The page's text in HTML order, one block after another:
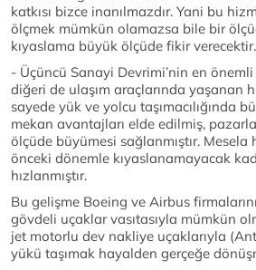
katkısı bizce inanılmazdır. Yani bu
ölçmek mümkün olamazsa bile bir
kıyaslama büyük ölçüde fikir verecektir.
- Üçüncü Sanayi Devrimi’nin en
diğeri de ulaşım araçlarında yaşanan
sayede yük ve yolcu taşımacılığında
mekan avantajları elde edilmiş,
ölçüde büyümesi sağlanmıştır. Mesela
önceki dönemle kıyaslanamayacak
hızlanmıştır.
Bu gelişme Boeing ve Airbus
gövdeli uçaklar vasıtasıyla mümkün
jet motorlu dev nakliye uçaklarıyla
yükü taşımak hayalden gerçeğe